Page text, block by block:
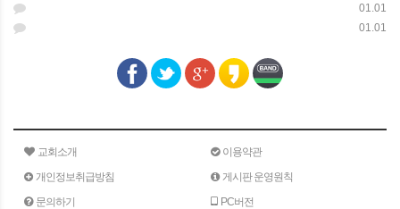
01.01
01.01
교회소개
이용약관
개인정보취급방침
게시판 운영원칙
문의하기
PC버전